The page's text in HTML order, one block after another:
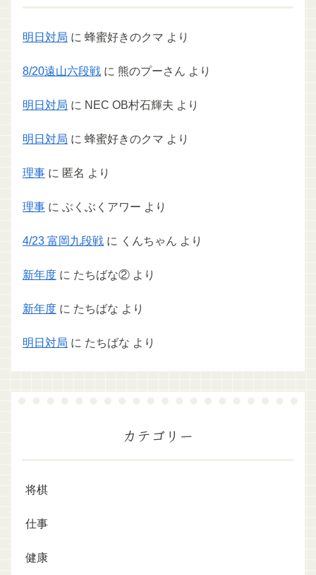
明日対局 に 蜂蜜好きのクマ より
8/20遠山六段戦 に 熊のプーさん より
明日対局 に NEC OB村石輝夫 より
明日対局 に 蜂蜜好きのクマ より
理事 に 匿名 より
理事 に ぶくぶくアワー より
4/23 富岡九段戦 に くんちゃん より
新年度 に たちばな② より
新年度 に たちばな より
明日対局 に たちばな より
カテゴリー
将棋
仕事
健康